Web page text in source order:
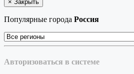
× Закрыть
Популярные города Россия
Авторизоваться в системе